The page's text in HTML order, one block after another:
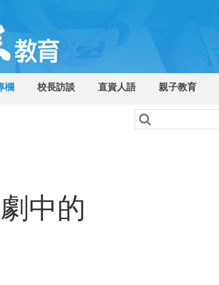
欄 校長訪談 直資人語 親子教育
中的